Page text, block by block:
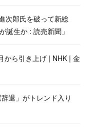
次郎氏を破って新総
誕生か : 読売新聞」
から引き上げ | NHK | 金
辞退」がトレンド入り